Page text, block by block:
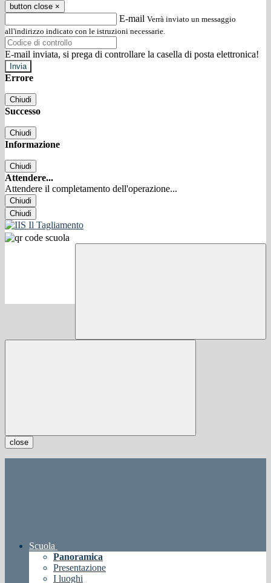
button close ×
E-mail Verrà inviato un messaggio
all'indirizzo indicato con le istruzioni necessarie.
E-mail inviata, si prega di controllare la casella di posta elettronica!
Errore
Chiudi
Successo
Chiudi
Informazione
Chiudi
Attendere...
Attendere il completamento dell'operazione...
Chiudi
Chiudi
close
Scuola
Panoramica
Presentazione
I luoghi